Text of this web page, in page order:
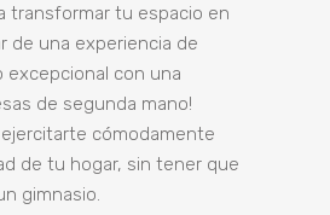
transformar tu espacio en
de una experiencia de
con una
de segunda mano!
cómodamente
de tu hogar, sin tener que
gimnasio.